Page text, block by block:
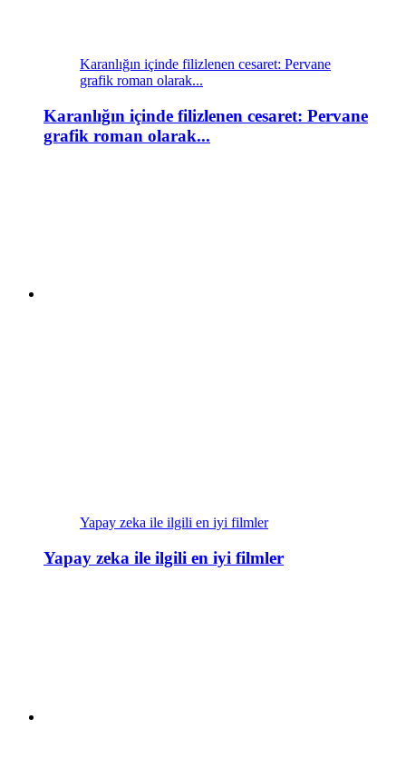
Karanlığın içinde filizlenen cesaret: Pervane
grafik roman olarak...
Karanlığın içinde filizlenen cesaret: Pervane
grafik roman olarak...
Yapay zeka ile ilgili en iyi filmler
Yapay zeka ile ilgili en iyi filmler